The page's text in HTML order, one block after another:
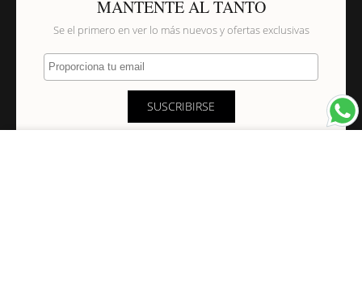
MANTENTE AL TANTO
Se el primero en ver lo más nuevos y ofertas exclusivas
Proporciona tu email
SUSCRIBIRSE